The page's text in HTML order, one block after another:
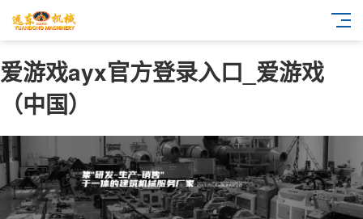
爱游戏ayx官方登录入口_爱游戏
（中国）